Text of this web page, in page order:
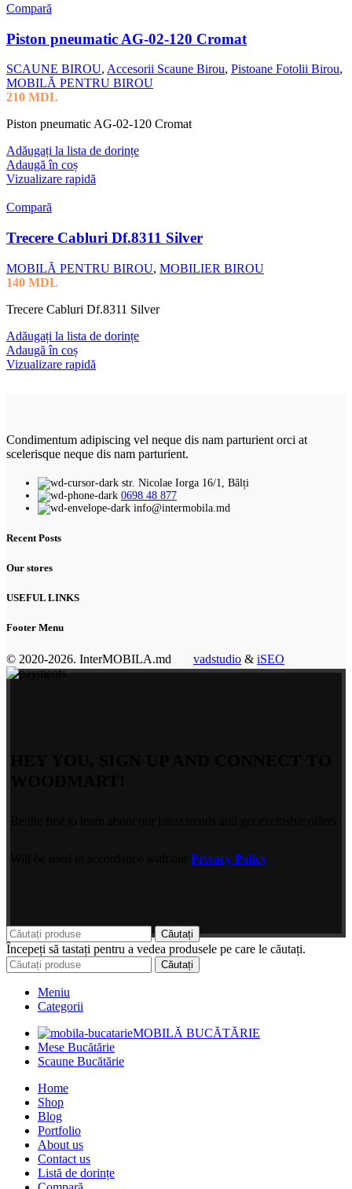
Compară
Piston pneumatic AG-02-120 Cromat
SCAUNE BIROU, Accesorii Scaune Birou, Pistoane Fotolii Birou,
MOBILĂ PENTRU BIROU
210 MDL
Piston pneumatic AG-02-120 Cromat
Adăugați la lista de dorințe
Adaugă în coș
Vizualizare rapidă
Compară
Trecere Cabluri Df.8311 Silver
MOBILĂ PENTRU BIROU, MOBILIER BIROU
140 MDL
Trecere Cabluri Df.8311 Silver
Adăugați la lista de dorințe
Adaugă în coș
Vizualizare rapidă
Condimentum adipiscing vel neque dis nam parturient orci at
scelerisque neque dis nam parturient.
str. Nicolae Iorga 16/1, Bălți
0698 48 877
info@intermobila.md
Recent Posts
Our stores
USEFUL LINKS
Footer Menu
© 2020-2026. InterMOBILA.md vadstudio & iSEO
Privacy Policy
Căutați
Începeți să tastați pentru a vedea produsele pe care le căutați.
Căutați
Meniu
Categorii
MOBILĂ BUCĂTĂRIE
Mese Bucătărie
Scaune Bucătărie
Home
Shop
Blog
Portfolio
About us
Contact us
Listă de dorințe